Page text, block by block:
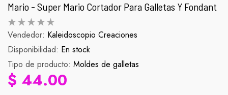
Mario - Super Mario Cortador Para Galletas Y Fondant
Vendedor: Kaleidoscopio Creaciones
Disponibilidad: En stock
Tipo de producto: Moldes de galletas
$ 44.00
Palomera Scorpion
Precio habitual
$ 990.00